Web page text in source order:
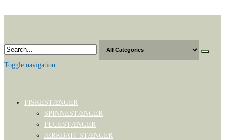
content
Toggle navigation
FISKESTÆNGER
SPINNESTÆNGER
FLUESTÆNGER
JERKBAIT STÆNGER